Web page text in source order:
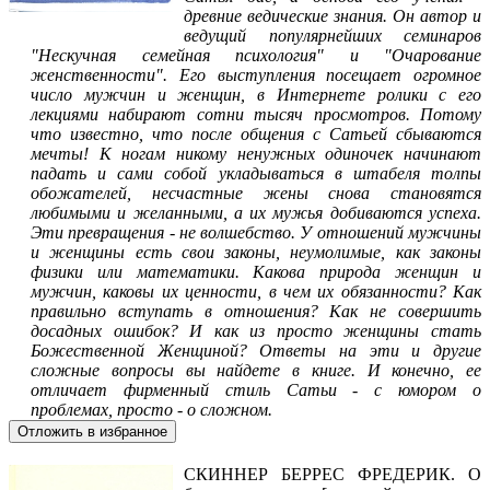
древние ведические знания. Он автор и
ведущий популярнейших семинаров
"Нескучная семейная психология" и "Очарование
женственности". Его выступления посещает огромное
число мужчин и женщин, в Интернете ролики с его
лекциями набирают сотни тысяч просмотров. Потому
что известно, что после общения с Сатьей сбываются
мечты! К ногам никому ненужных одиночек начинают
падать и сами собой укладываться в штабеля толпы
обожателей, несчастные жены снова становятся
любимыми и желанными, а их мужья добиваются успеха.
Эти превращения - не волшебство. У отношений мужчины
и женщины есть свои законы, неумолимые, как законы
физики или математики. Какова природа женщин и
мужчин, каковы их ценности, в чем их обязанности? Как
правильно вступать в отношения? Как не совершить
досадных ошибок? И как из просто женщины стать
Божественной Женщиной? Ответы на эти и другие
сложные вопросы вы найдете в книге. И конечно, ее
отличает фирменный стиль Сатьи - с юмором о
проблемах, просто - о сложном.
Отложить в избранное
СКИННЕР БЕРРЕС ФРЕДЕРИК. О